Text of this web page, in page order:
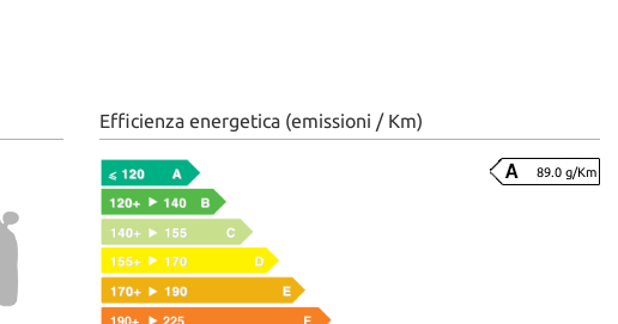
Efficienza energetica (emissioni / Km)
89.0 g/Km